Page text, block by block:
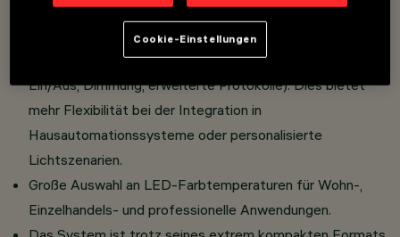
Verfügbar in den Versionen Frame und Minimal.
Große Auswahl an Steuerungen (Klasse III):
Verschiedene Managementsysteme sind verfügbar (z. B.
Ein/Aus, Dimmung, erweiterte Protokolle). Dies bietet
mehr Flexibilität bei der Integration in
Hausautomationssysteme oder personalisierte
Lichtszenarien.
Große Auswahl an LED-Farbtemperaturen für Wohn-,
Einzelhandels- und professionelle Anwendungen.
Cookie-Einstellungen